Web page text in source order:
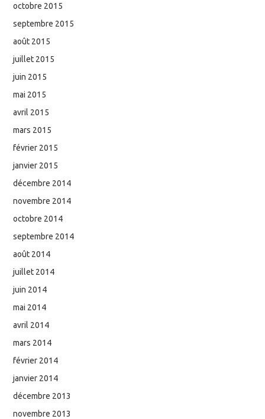
octobre 2015
septembre 2015
août 2015
juillet 2015
juin 2015
mai 2015
avril 2015
mars 2015
février 2015
janvier 2015
décembre 2014
novembre 2014
octobre 2014
septembre 2014
août 2014
juillet 2014
juin 2014
mai 2014
avril 2014
mars 2014
février 2014
janvier 2014
décembre 2013
novembre 2013